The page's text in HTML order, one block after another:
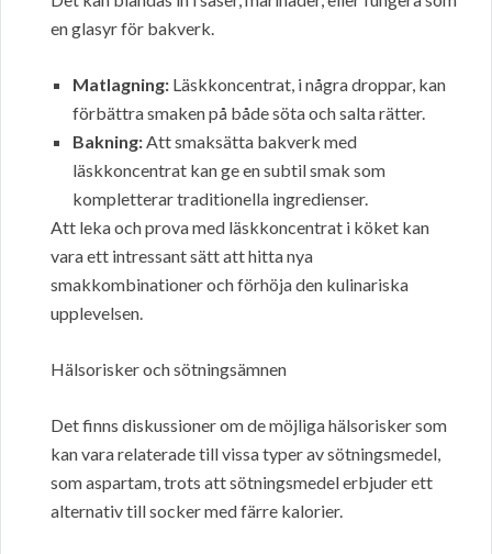
en glasyr för bakverk.
Matlagning: Läskkoncentrat, i några droppar, kan
förbättra smaken på både söta och salta rätter.
Bakning:Att smaksätta bakverk med
läskkoncentrat kan ge en subtil smak som
kompletterar traditionella ingredienser.
Att leka och prova med läskkoncentrat i köket kan
vara ett intressant sätt att hitta nya
smakkombinationer och förhöja den kulinariska
upplevelsen.
Hälsorisker och sötningsämnen
Det finns diskussioner om de möjliga hälsorisker som
kan vara relaterade till vissa typer av sötningsmedel,
som aspartam, trots att sötningsmedel erbjuder ett
alternativ till socker med färre kalorier.